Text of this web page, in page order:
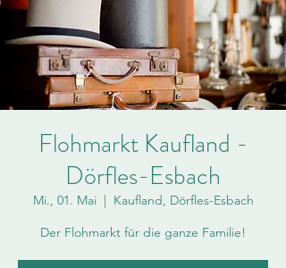
Flohmarkt Kaufland -
Dörfles-Esbach
Mi., 01. Mai
  |
Kaufland, Dörfles-Esbach
Der Flohmarkt für die ganze Familie!